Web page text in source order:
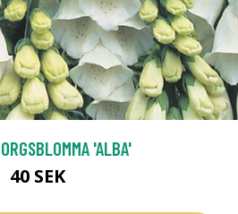
'ALBA'
40 SEK